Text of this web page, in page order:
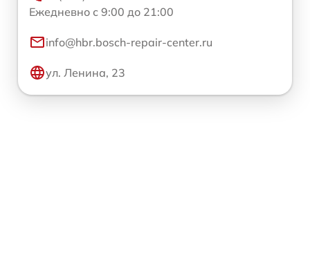
Ежедневно с 9:00 до 21:00
info@hbr.bosch-repair-center.ru
ул. Ленина, 23